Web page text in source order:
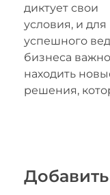
диктует свои
условия, и для
успешного
бизнеса важно
находить
решения,